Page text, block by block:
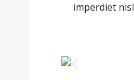
imperdiet